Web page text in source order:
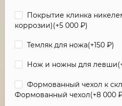
Покрытие клинка
коррозии)(+5 000 ₽)
Темляк для ножа(+150 ₽)
Нож и ножны для
Формованный чехол к
Формованный чехол(+8 000